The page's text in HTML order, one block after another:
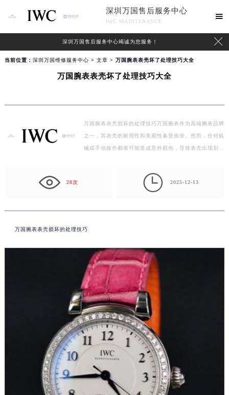
深圳万国售后服务中心
IWC MAINTENANCE

深圳万国售后服务中心竭诚为您服务！ 
当前位置： 深圳万国维修服务中心 > 文章 > 万国腕表表壳坏了处理技巧大全
万国腕表表壳坏了处理技巧大全
万国腕表表壳损坏的处理技巧万国腕表作为高端腕表品牌
之一，其表壳的耐用性和美观性备受推崇。然而，任何机
械或手动操作都有可能造成意外损伤，导致表壳出现划…
28次  2025-12-13
万国腕表表壳损坏的处理技巧